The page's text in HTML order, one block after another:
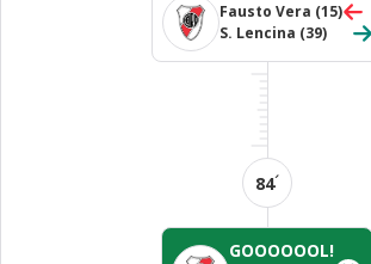
Fausto Vera (15)
S. Lencina (39)
84´
GOOOOOOL!